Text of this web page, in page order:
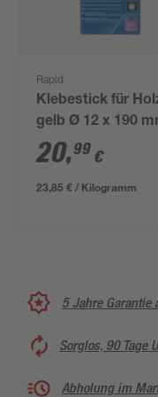
Rapid
Klebestick für
gelb Ø 12 x 190
48 Stück
20,99 €
23,85 € / Kilogramm
5 Jahre Garantie
Sorglos, 90 Tage
Abholung im